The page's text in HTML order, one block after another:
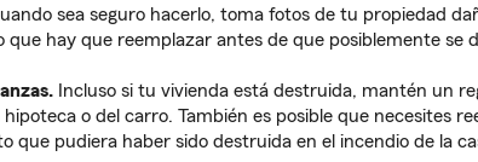
sea seguro hacerlo, toma fotos de tu propiedad
que hay que reemplazar antes de que posiblemente se
Incluso si tu vivienda está destruida, mantén un
o del carro. También es posible que necesites
que pudiera haber sido destruida en el incendio de la